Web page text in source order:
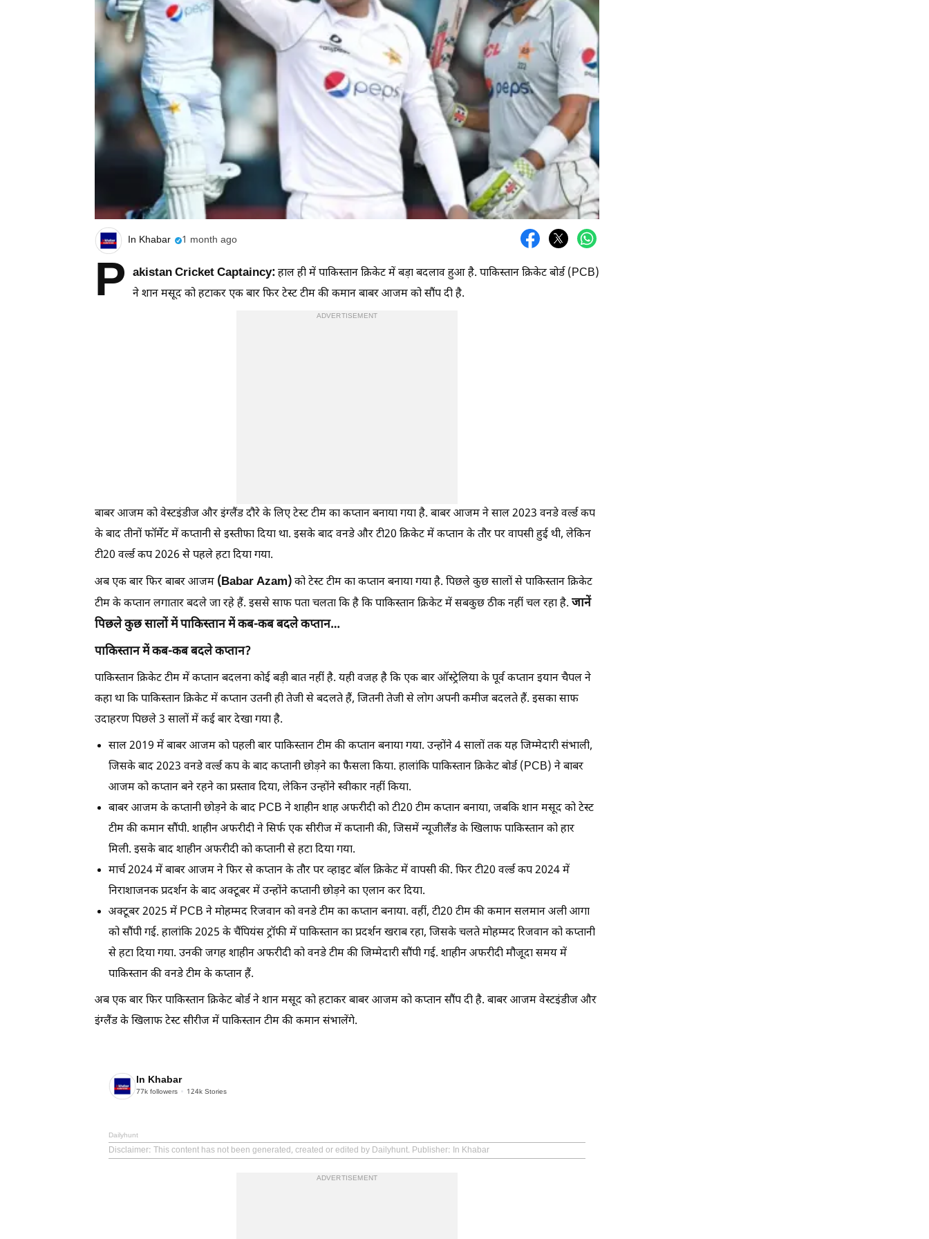
In Khabar 1 month ago
P akistan Cricket Captaincy:हाल ही में पाकिस्तान क्रिकेट में बड़ा बदलाव हुआ है. पाकिस्तान क्रिकेट बोर्ड (PCB)
ने शान मसूद को हटाकर एक बार फिर टेस्ट टीम की कमान बाबर आजम को सौंप दी है.
ADVERTISEMENT
बाबर आजम को वेस्टइंडीज और इंग्लैंड दौरे के लिए टेस्ट टीम का कप्तान बनाया गया है. बाबर आजम ने साल 2023 वनडे वर्ल्ड कप
के बाद तीनों फॉर्मेट में कप्तानी से इस्तीफा दिया था. इसके बाद वनडे और टी20 क्रिकेट में कप्तान के तौर पर वापसी हुई थी, लेकिन
टी20 वर्ल्ड कप 2026 से पहले हटा दिया गया.
अब एक बार फिर बाबर आजम (Babar Azam)को टेस्ट टीम का कप्तान बनाया गया है. पिछले कुछ सालों से पाकिस्तान क्रिकेट
टीम के कप्तान लगातार बदले जा रहे हैं. इससे साफ पता चलता कि है कि पाकिस्तान क्रिकेट में सबकुछ ठीक नहीं चल रहा है. जानें
पिछले कुछ सालों में पाकिस्तान में कब-कब बदले कप्तान…
पाकिस्तान में कब-कब बदले कप्तान?
पाकिस्तान क्रिकेट टीम में कप्तान बदलना कोई बड़ी बात नहीं है. यही वजह है कि एक बार ऑस्ट्रेलिया के पूर्व कप्तान इयान चैपल ने
कहा था कि पाकिस्तान क्रिकेट में कप्तान उतनी ही तेजी से बदलते हैं, जितनी तेजी से लोग अपनी कमीज बदलते हैं. इसका साफ
उदाहरण पिछले 3 सालों में कई बार देखा गया है.
साल 2019 में बाबर आजम को पहली बार पाकिस्तान टीम की कप्तान बनाया गया. उन्होंने 4 सालों तक यह जिम्मेदारी संभाली,
जिसके बाद 2023 वनडे वर्ल्ड कप के बाद कप्तानी छोड़ने का फैसला किया. हालांकिपाकिस्तान क्रिकेट बोर्ड (PCB) ने बाबर
आजम को कप्तान बने रहने का प्रस्ताव दिया, लेकिन उन्होंने स्वीकार नहीं किया.
बाबर आजम के कप्तानी छोड़ने के बाद PCB ने शाहीन शाह अफरीदी को टी20 टीम कप्तान बनाया, जबकि शान मसूद को टेस्ट
टीम की कमान सौंपी. शाहीन अफरीदी ने सिर्फ एक सीरीज में कप्तानी की, जिसमें न्यूजीलैंड के खिलाफ पाकिस्तान को हार
मिली. इसके बाद शाहीन अफरीदी को कप्तानी से हटा दिया गया.
मार्च 2024 में बाबर आजम ने फिर से कप्तान के तौर पर व्हाइट बॉल क्रिकेट में वापसी की. फिर टी20 वर्ल्ड कप 2024 में
निराशाजनक प्रदर्शन के बाद अक्टूबर में उन्होंने कप्तानी छोड़ने का एलान कर दिया.
अक्टूबर 2025 में PCB ने मोहम्मद रिजवान को वनडे टीम का कप्तान बनाया. वहीं, टी20 टीम की कमान सलमान अली आगा
को सौंपी गई. हालांकि 2025 के चैंपियंस ट्रॉफी में पाकिस्तान का प्रदर्शन खराब रहा, जिसके चलते मोहम्मद रिजवान को कप्तानी
से हटा दिया गया. उनकी जगह शाहीन अफरीदी को वनडे टीम की जिम्मेदारी सौंपी गई. शाहीन अफरीदी मौजूदा समय में
पाकिस्तान की वनडे टीम के कप्तान हैं.
अब एक बार फिर पाकिस्तान क्रिकेट बोर्ड ने शान मसूद को हटाकर बाबर आजम को कप्तान सौंप दी है. बाबर आजम वेस्टइंडीज और
इंग्लैंड के खिलाफ टेस्ट सीरीज में पाकिस्तान टीम की कमान संभालेंगे.
In Khabar
77k followers 124k Stories
Dailyhunt
Disclaimer: This content has not been generated, created or edited by Dailyhunt. Publisher: In Khabar
ADVERTISEMENT